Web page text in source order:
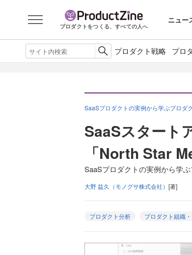
プロダクトをつくる、すべての人へ
ニュー
プロダクト戦略 プロ
SaaSプロダクトの実例から学ぶプロダ
SaaSスタート
「North Star
SaaSプロダクトの実例から学
大野 益久（モノグサ株式会社） [著]
プロダクト分析 プロダクト組織